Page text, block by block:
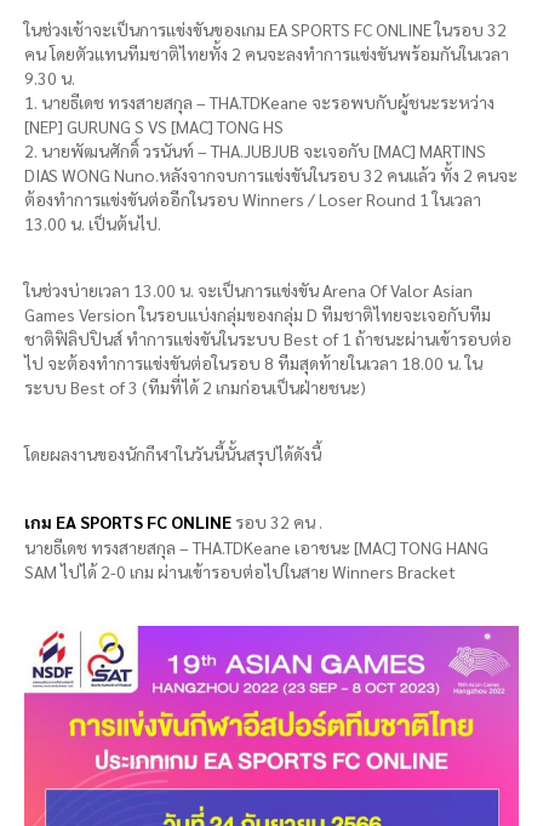
ในช่วงเช้าจะเป็นการแข่งขันของเกม EA SPORTS FC ONLINE ในรอบ 32
คน โดยตัวแทนทีมชาติไทยทั้ง 2 คนจะลงทำการแข่งขันพร้อมกันในเวลา
9.30 น.
1. นายธีเดช ทรงสายสกุล – THA.TDKeane จะรอพบกับผู้ชนะระหว่าง
[NEP] GURUNG S VS [MAC] TONG HS
2. นายพัฒนศักดิ์ วรนันท์ – THA.JUBJUB จะเจอกับ [MAC] MARTINS
DIAS WONG Nuno.หลังจากจบการแข่งขันในรอบ 32 คนแล้ว ทั้ง 2 คนจะ
ต้องทำการแข่งขันต่ออีกในรอบ Winners / Loser Round 1 ในเวลา
13.00 น. เป็นต้นไป.
ในช่วงบ่ายเวลา 13.00 น. จะเป็นการแข่งขัน Arena Of Valor Asian
Games Version ในรอบแบ่งกลุ่มของกลุ่ม D ทีมชาติไทยจะเจอกับทีม
ชาติฟิลิปปินส์ ทำการแข่งขันในระบบ Best of 1 ถ้าชนะผ่านเข้ารอบต่อ
ไป จะต้องทำการแข่งขันต่อในรอบ 8 ทีมสุดท้ายในเวลา 18.00 น. ใน
ระบบ Best of 3 (ทีมที่ได้ 2 เกมก่อนเป็นฝ่ายชนะ)
โดยผลงานของนักกีฬาในวันนี้นั้นสรุปได้ดังนี้
เกม EA SPORTS FC ONLINE รอบ 32 คน .
นายธีเดช ทรงสายสกุล – THA.TDKeane เอาชนะ [MAC] TONG HANG
SAM ไปได้ 2-0 เกม ผ่านเข้ารอบต่อไปในสาย Winners Bracket